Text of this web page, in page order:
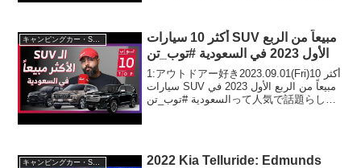
キャンピングカー・SUV人気車種
أكثر 10 سيارات SUV مبيعاً من الربع
الأول 2023 في السعودية #توب_تن
1:アウトドアー好き2023.09.01(Fri)أكثر 10
سيارات SUV مبيعاً من الربع الأول 2023 في
السعودية #توب_تنって人気で話題らしい
2022 Kia Telluride: Edmunds